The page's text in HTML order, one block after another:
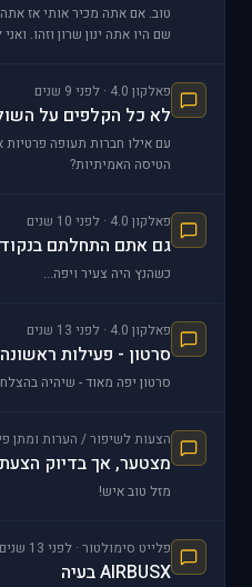
טוב. אם אתה מכיר אותי אז אתה
שם היו אתה ינון שרון וזהו.
פאלקון 4.0 · לפני 9 שנים
לא כל הקלפים על
הטיסה האמיתיות?
פאלקון 4.0 · לפני 10 שנים
גם אתם התחלתם
כשהנץ היה צעיר ויפה...
פאלקון 4.0 · לפני 13 שנים
סרטון - פעילות ראשונה
סרטון יפה מאוד - שיהיה
הצעות לשיפור / הערות ומתן פידבק ·
מצטער, אך בדיוק
מזל טוב איש!
פלייט סימולטור · לפני 13 שנים
AIRBUSX בעיה